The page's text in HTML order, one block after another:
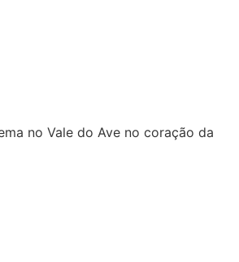
no Vale do Ave no coração da